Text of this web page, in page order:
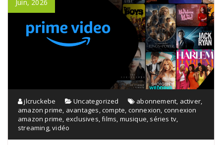
Juin, 2026
jlcruckebe Uncategorized abonnement, activer,
amazon prime, avantages,compte, connexion, connexion
amazon prime, exclusives,films, musique, séries tv,
streaming,vidéo